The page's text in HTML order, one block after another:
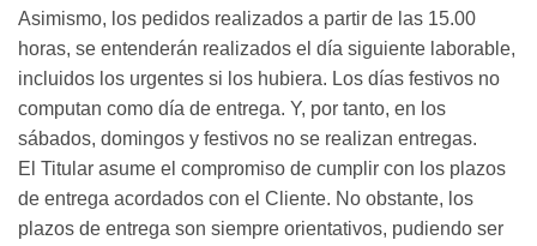
Asimismo, los pedidos realizados a partir de las 15.00
horas, se entenderán realizados el día siguiente laborable,
incluidos los urgentes si los hubiera. Los días festivos no
computan como día de entrega. Y, por tanto, en los
sábados, domingos y festivos no se realizan entregas.
El Titular asume el compromiso de cumplir con los plazos
de entrega acordados con el Cliente. No obstante, los
plazos de entrega son siempre orientativos, pudiendo ser